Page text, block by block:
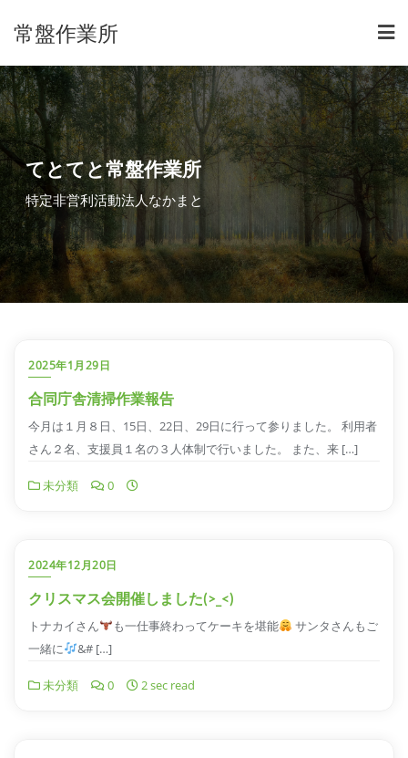
常盤作業所
てとてと常盤作業所
特定非営利活動法人なかまと
2025年1月29日
合同庁舎清掃作業報告
今月は１月８日、15日、22日、29日に行って参りました。 利用者
さん２名、支援員１名の３人体制で行いました。 また、来 […]
未分類 0
2024年12月20日
クリスマス会開催しました(>_<)
トナカイさん も一仕事終わってケーキを堪能
サンタさんもご
一緒に
&# […]
未分類 0 2 sec read